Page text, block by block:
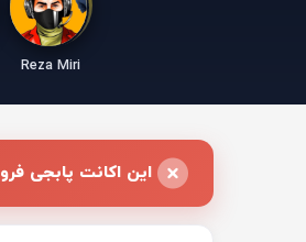
Reza Miri
این اکانت پابجی